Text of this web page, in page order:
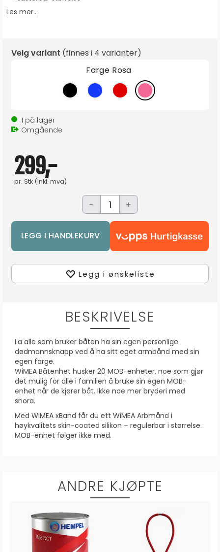
Les mer...
Velg variant (finnes i 4 varianter)
Farge Rosa
1 på lager
Omgående
299,-
pr. Stk (Inkl. mva)
- +
Legg i ønskeliste
BESKRIVELSE
La alle som bruker båten ha sin egen personlige
dødmannsknapp ved å ha sitt eget armbånd med sin
egen farge.
WiMEA Båtenhet husker 20 MOB-enheter, noe som gjør
det mulig for alle i familien å bruke sin egen MOB-
enhet når de kjører båt. Ikke noe mer bryderi med
snora.
Med WiMEA xBand får du ett WiMEA Arbmånd i
høykvalitets skin-coated silikon – regulerbar i størrelse.
MOB-enhet følger ikke med.
ANDRE KJØPTE